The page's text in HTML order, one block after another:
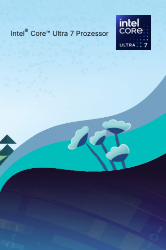
Intel® Core™ Ultra 7 Prozessor